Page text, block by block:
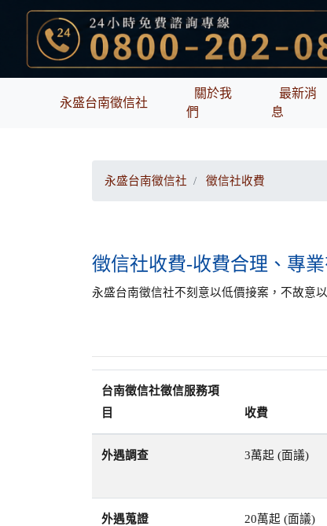
永盛台南徵信社
關於我
們
最新消
息
永盛台南徵信社 徵信社收費
徵信社收費-收費合理、專業
永盛台南徵信社不刻意以低價接案，不故意
台南徵信社徵信服務項
目
收費
外遇調查 3萬起 (面議)
外遇蒐證 20萬起 (面議)